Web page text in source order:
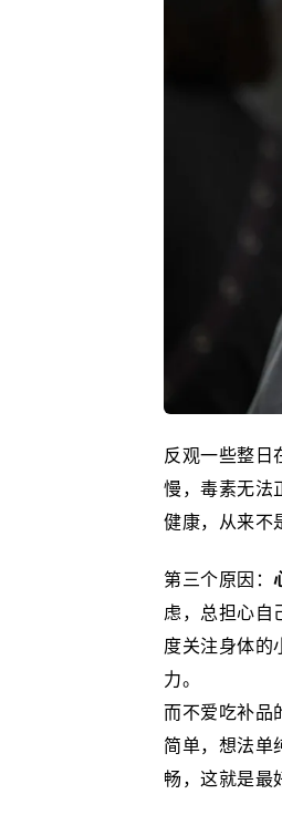
反观一些整日
慢，毒素无法
健康，从来不
第三个原因：
虑，总担心自
度关注身体的
力。
而不爱吃补品
简单，想法单
畅，这就是最